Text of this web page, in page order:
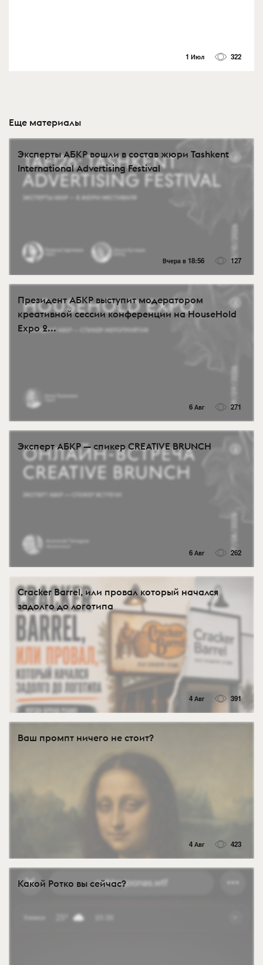
1 Июл 322
Еще материалы
Эксперты АБКР вошли в состав жюри Tashkent
International Advertising Festival
Вчера в 18:56 127
Президент АБКР выступит модератором
креативной сессии конференции на HouseHold
Expo 2...
6 Авг 271
Эксперт АБКР — спикер CREATIVE BRUNCH
6 Авг 262
Cracker Barrel, или провал который начался
задолго до логотипа
4 Авг 391
Ваш промпт ничего не стоит?
4 Авг 423
Какой Ротко вы сейчас?